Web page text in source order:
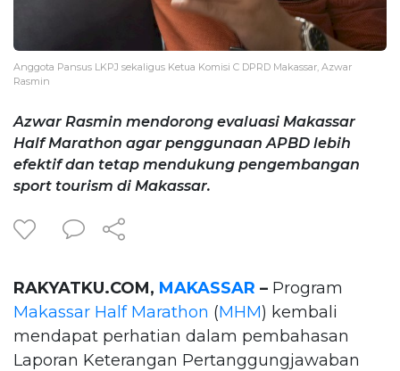
Anggota Pansus LKPJ sekaligus​ Ketua Komisi C DPRD Makassar, Azwar
Rasmin
Azwar Rasmin mendorong evaluasi Makassar
Half Marathon agar penggunaan APBD lebih
efektif dan tetap mendukung pengembangan
sport tourism di Makassar.
RAKYATKU.COM, MAKASSAR – Program
Makassar Half Marathon (MHM) kembali
mendapat perhatian dalam pembahasan
Laporan Keterangan Pertanggungjawaban